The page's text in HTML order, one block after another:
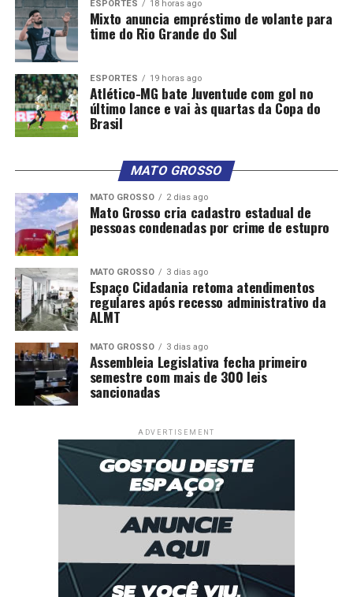
ESPORTES 18 horas ago
Mixto anuncia empréstimo de volante para
time do Rio Grande do Sul
ESPORTES 19 horas ago
Atlético-MG bate Juventude com gol no
último lance e vai às quartas da Copa do
Brasil
MATO GROSSO
MATO GROSSO 2 dias ago
Mato Grosso cria cadastro estadual de
pessoas condenadas por crime de estupro
MATO GROSSO 3 dias ago
Espaço Cidadania retoma atendimentos
regulares após recesso administrativo da
ALMT
MATO GROSSO 3 dias ago
Assembleia Legislativa fecha primeiro
semestre com mais de 300 leis
sancionadas
ADVERTISEMENT